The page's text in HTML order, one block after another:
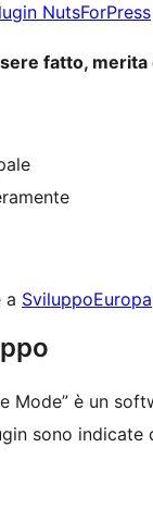
NutsForPress
fatto,
a SviluppoEuropa
Mode” è un
sono indicate